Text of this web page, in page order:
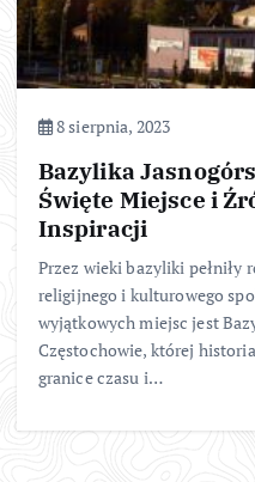
8 sierpnia, 2023
Bazylika
Święte Miejsce i
Inspiracji
Przez wieki bazyliki
religijnego i kulturowego
wyjątkowych miejsc jest
Częstochowie, której
granice czasu i…